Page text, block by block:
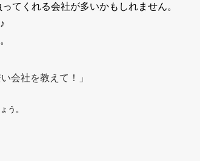
てくれる会社が多いかもしれません。
会社を教えて！」
う。